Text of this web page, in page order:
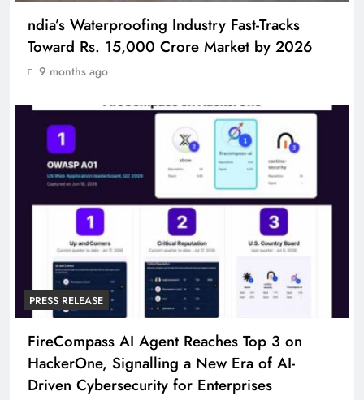
ndia’s Waterproofing Industry Fast-Tracks
Toward Rs. 15,000 Crore Market by 2026
9 months ago
PRESS RELEASE
FireCompass AI Agent Reaches Top 3 on
HackerOne, Signalling a New Era of AI-
Driven Cybersecurity for Enterprises